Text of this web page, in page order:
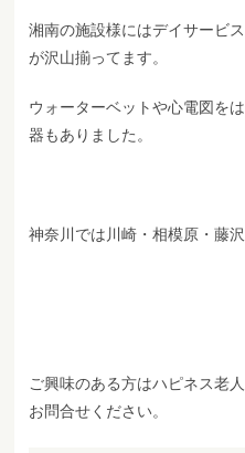
湘南の施設様にはデイサービ
が沢山揃ってます。
ウォーターベットや心電図を
器もありました。
神奈川では川崎・相模原・藤
ご興味のある方はハピネス老
お問合せください。